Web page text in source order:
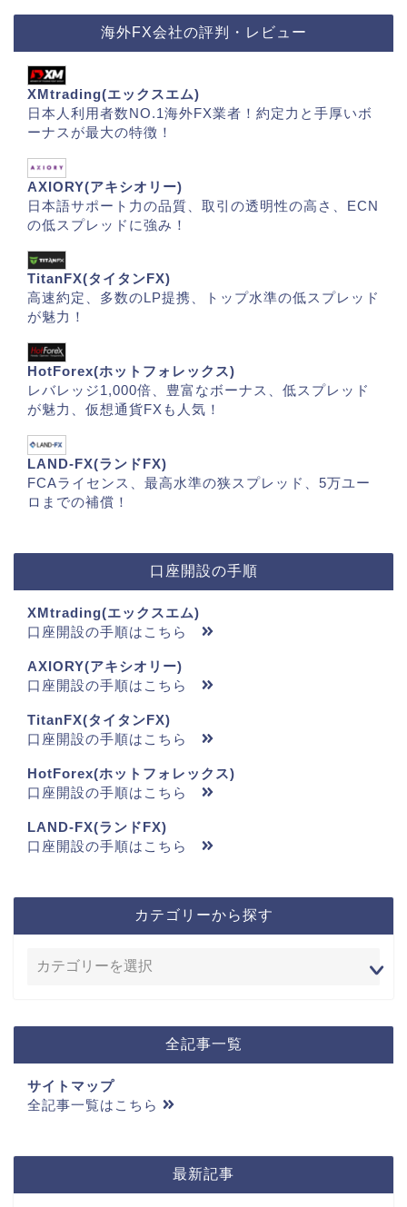
海外FX会社の評判・レビュー
XMtrading(エックスエム)
日本人利用者数NO.1海外FX業者！約定力と手厚いボ
ーナスが最大の特徴！
AXIORY(アキシオリー)
日本語サポート力の品質、取引の透明性の高さ、ECN
の低スプレッドに強み！
TitanFX(タイタンFX)
高速約定、多数のLP提携、トップ水準の低スプレッド
が魅力！
HotForex(ホットフォレックス)
レバレッジ1,000倍、豊富なボーナス、低スプレッド
が魅力、仮想通貨FXも人気！
LAND-FX(ランドFX)
FCAライセンス、最高水準の狭スプレッド、5万ユー
ロまでの補償！
口座開設の手順
XMtrading(エックスエム)
口座開設の手順はこちら
AXIORY(アキシオリー)
口座開設の手順はこちら
TitanFX(タイタンFX)
口座開設の手順はこちら
HotForex(ホットフォレックス)
口座開設の手順はこちら
LAND-FX(ランドFX)
口座開設の手順はこちら
カテゴリーから探す
全記事一覧
サイトマップ
全記事一覧はこちら
最新記事